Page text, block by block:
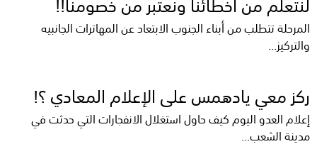
المرحلة تتطلب من أبناء الجنوب الابتعاد عن المهاترات الجانبيه
والتركيز...
ركز معي يادهمس على الإعلام المعادي ؟!
إعلام العدو اليوم كيف حاول استغلال الانفجارات التي حدثت في
مدينة الشعب...